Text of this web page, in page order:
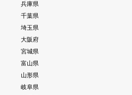
兵庫県
千葉県
埼玉県
大阪府
宮城県
富山県
山形県
岐阜県